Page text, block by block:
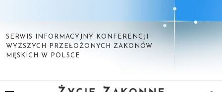
SERWIS INFORMACYJNY KONFERENCJI
WYŻSZYCH PRZEŁOŻONYCH ZAKONÓW
MĘSKICH W POLSCE